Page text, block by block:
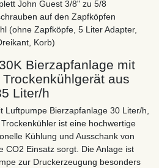
John Guest 3/8" zu 5/8
auf den Zapfköpfen
(ohne Zapfköpfe, 5 Liter Adapter,
Korb)
Bierzapfanlage mit
aus
Liter/h
Luftpumpe Bierzapfanlage 30 Liter/h,
ist eine hochwertige
Kühlung und Ausschank von
CO2 Einsatz sorgt. Die Anlage ist
zur Druckerzeugung besonders